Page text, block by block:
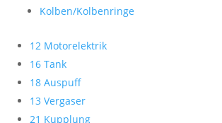
Kolben/Kolbenringe
12 Motorelektrik
16 Tank
18 Auspuff
13 Vergaser
21 Kupplung